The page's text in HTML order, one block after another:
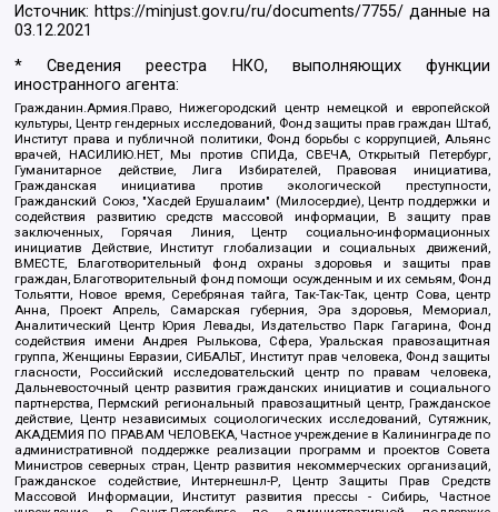
Источник: https://minjust.gov.ru/ru/documents/7755/ данные на
03.12.2021
* Сведения реестра НКО, выполняющих функции
иностранного агента:
Гражданин.Армия.Право, Нижегородский центр немецкой и европейской
культуры, Центр гендерных исследований, Фонд защиты прав граждан Штаб,
Институт права и публичной политики, Фонд борьбы с коррупцией, Альянс
врачей, НАСИЛИЮ.НЕТ, Мы против СПИДа, СВЕЧА, Открытый Петербург,
Гуманитарное действие, Лига Избирателей, Правовая инициатива,
Гражданская инициатива против экологической преступности,
Гражданский Союз, "Хасдей Ерушалаим" (Милосердие), Центр поддержки и
содействия развитию средств массовой информации, В защиту прав
заключенных, Горячая Линия, Центр социально-информационных
инициатив Действие, Институт глобализации и социальных движений,
ВМЕСТЕ, Благотворительный фонд охраны здоровья и защиты прав
граждан, Благотворительный фонд помощи осужденным и их семьям, Фонд
Тольятти, Новое время, Серебряная тайга, Так-Так-Так, центр Сова, центр
Анна, Проект Апрель, Самарская губерния, Эра здоровья, Мемориал,
Аналитический Центр Юрия Левады, Издательство Парк Гагарина, Фонд
содействия имени Андрея Рылькова, Сфера, Уральская правозащитная
группа, Женщины Евразии, СИБАЛЬТ, Институт прав человека, Фонд защиты
гласности, Российский исследовательский центр по правам человека,
Дальневосточный центр развития гражданских инициатив и социального
партнерства, Пермский региональный правозащитный центр, Гражданское
действие, Центр независимых социологических исследований, Сутяжник,
АКАДЕМИЯ ПО ПРАВАМ ЧЕЛОВЕКА, Частное учреждение в Калининграде по
административной поддержке реализации программ и проектов Совета
Министров северных стран, Центр развития некоммерческих организаций,
Гражданское содействие, Интернешнл-Р, Центр Защиты Прав Средств
Массовой Информации, Институт развития прессы - Сибирь, Частное